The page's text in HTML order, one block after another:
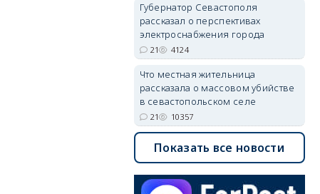
Губернатор Севастополя
рассказал о перспективах
электроснабжения города
21 4124
Что местная жительница
рассказала о массовом убийстве
в севастопольском селе
21 10357
Показать все новости